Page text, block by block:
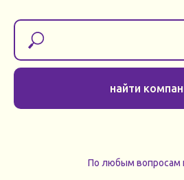
найти
По любым вопросам